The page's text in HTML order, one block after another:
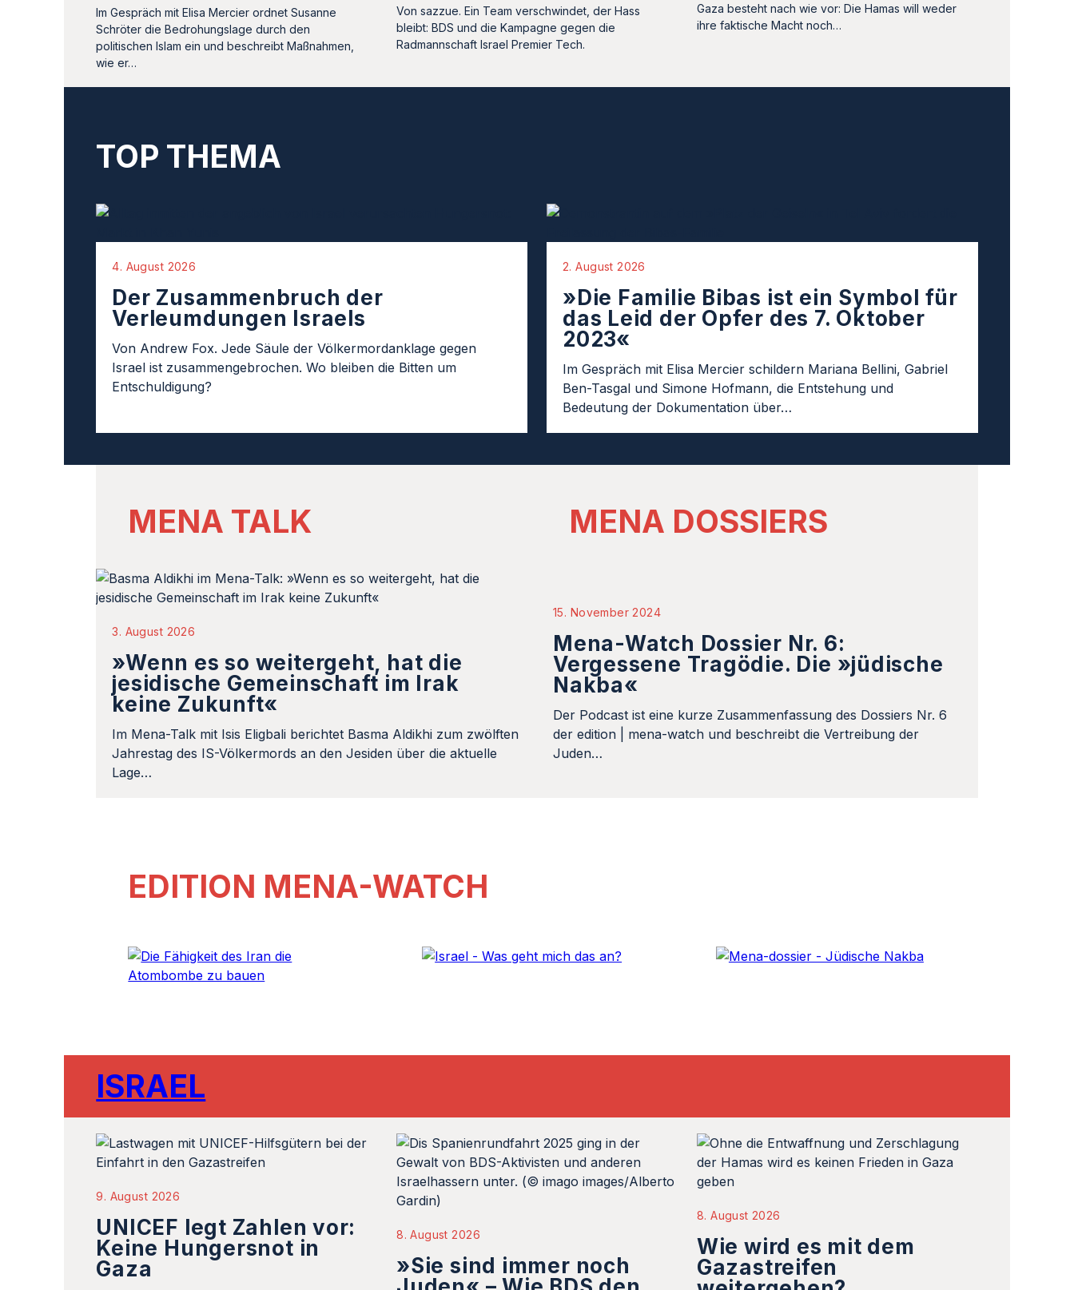
Im Gespräch mit Elisa Mercier ordnet Susanne
Schröter die Bedrohungslage durch den
politischen Islam ein und beschreibt Maßnahmen,
wie er…
Von sazzue. Ein Team verschwindet, der Hass
bleibt: BDS und die Kampagne gegen die
Radmannschaft Israel Premier Tech.
Gaza besteht nach wie vor: Die Hamas will weder
ihre faktische Macht noch…
TOP THEMA
4. August 2026
Der Zusammenbruch der
Verleumdungen Israels
Von Andrew Fox. Jede Säule der Völkermordanklage gegen
Israel ist zusammengebrochen. Wo bleiben die Bitten um
Entschuldigung?
2. August 2026
»Die Familie Bibas ist ein Symbol für
das Leid der Opfer des 7. Oktober
2023«
Im Gespräch mit Elisa Mercier schildern Mariana Bellini, Gabriel
Ben-Tasgal und Simone Hofmann, die Entstehung und
Bedeutung der Dokumentation über…
MENA TALK
3. August 2026
»Wenn es so weitergeht, hat die
jesidische Gemeinschaft im Irak
keine Zukunft«
Im Mena-Talk mit Isis Eligbali berichtet Basma Aldikhi zum zwölften
Jahrestag des IS-Völkermords an den Jesiden über die aktuelle
Lage…
MENA DOSSIERS
15. November 2024
Mena-Watch Dossier Nr. 6:
Vergessene Tragödie. Die »jüdische
Nakba«
Der Podcast ist eine kurze Zusammenfassung des Dossiers Nr. 6
der edition | mena-watch und beschreibt die Vertreibung der
Juden…
EDITION MENA-WATCH
ISRAEL
9. August 2026
UNICEF legt Zahlen vor:
Keine Hungersnot in
Gaza
8. August 2026
»Sie sind immer noch
8. August 2026
Wie wird es mit dem
Gazastreifen